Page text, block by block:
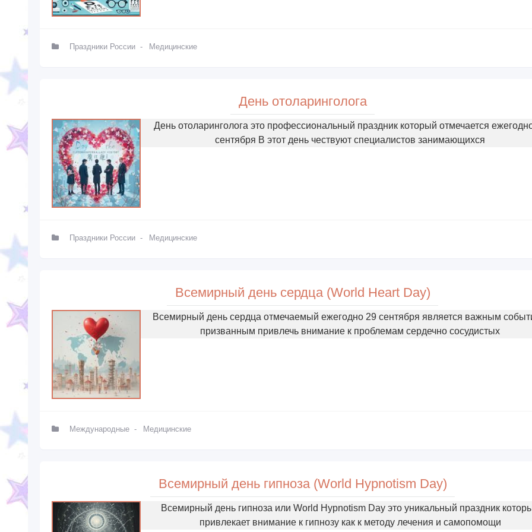
Праздники России - Медицинские
День отоларинголога
День отоларинголога это профессиональный праздник который отмечается
сентября В этот день чествуют специалистов занимающихся
Праздники России - Медицинские
Всемирный день сердца (World Heart Day)
Всемирный день сердца отмечаемый ежегодно 29 сентября является важным
призванным привлечь внимание к проблемам сердечно сосудистых
Международные - Медицинские
Всемирный день гипноза (World Hypnotism Day)
Всемирный день гипноза или World Hypnotism Day это уникальный праздник
привлекает внимание к гипнозу как к методу лечения и самопомощи